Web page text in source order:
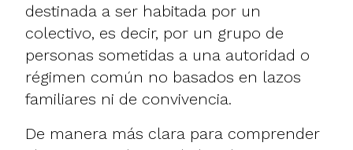
destinada a ser habitada por un
colectivo, es decir, por un grupo de
personas sometidas a una autoridad o
régimen común no basados en lazos
familiares ni de convivencia.
De manera más clara para comprender